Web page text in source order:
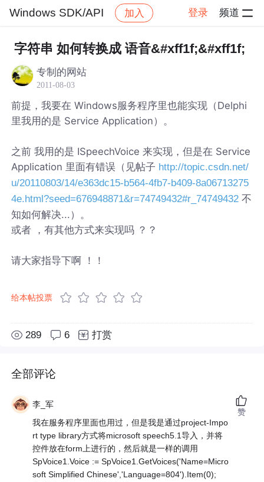
Windows SDK/API 加入 登录 频道
社区 Windows SDK/API 帖子详情
字符串 如何转换成 语音&#xff1f;&#xff1f;
专制的网站
2011-08-03
前提，我要在 Windows服务程序里也能实现（Delphi
里我用的是 Service Application）。
之前 我用的是 ISpeechVoice 来实现，但是在 Service
Application 里面有错误（见帖子 http://topic.csdn.net/
u/20110803/14/e363dc15-b564-4fb7-b409-8a06713275
4e.html?seed=676948871&r=74749432#r_74749432 不
知如何解决...）。
或者 ，有其他方式来实现吗 ？？
请大家指导下啊 ！！
给本帖投票
289 6 打赏
全部评论
李_军
我在服务程序里面也用过，但是我是通过project-Impo
rt type library方式将microsoft speech5.1导入，并将
控件放在form上进行的，然后就是一样的调用
SpVoice1.Voice := SpVoice1.GetVoices('Name=Micro
soft Simplified Chinese','Language=804').Item(0);
赞